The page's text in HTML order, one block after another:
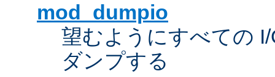
mod_dumpio
望むようにすべての
ダンプする